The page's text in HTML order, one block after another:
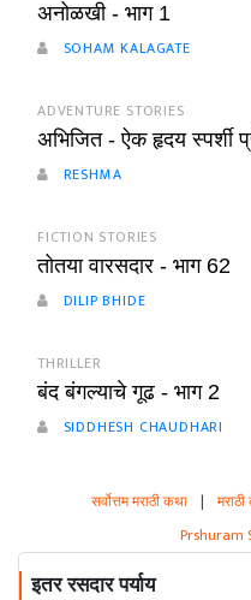
अनोळखी - भाग 1
SOHAM KALAGATE
ADVENTURE STORIES
अभिजित - ऐक हृदय स्पर्शी
RESHMA
FICTION STORIES
तोतया वारसदार - भाग 62
DILIP BHIDE
THRILLER
बंद बंगल्याचे गूढ - भाग 2
SIDDHESH CHAUDHARI
सर्वोत्तम मराठी कथा |
Prshuram
इतर रसदार पर्याय